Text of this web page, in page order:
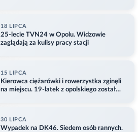
18 LIPCA
25-lecie TVN24 w Opolu. Widzowie
zaglądają za kulisy pracy stacji
15 LIPCA
Kierowca ciężarówki i rowerzystka zginęli
na miejscu. 19-latek z opolskiego został
30 LIPCA
Wypadek na DK46. Siedem osób rannych.